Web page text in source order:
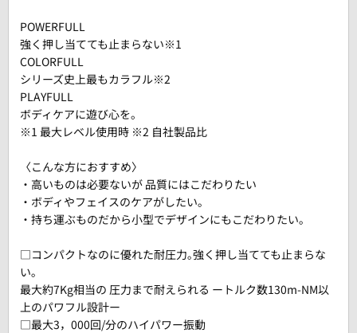
POWERFULL
強く押し当てても止まらない※1
COLORFULL
シリーズ史上最もカラフル※2
PLAYFULL
ボディケアに遊び心を。
※1 最大レベル使用時 ※2 自社製品比
〈こんな方におすすめ〉
・高いものは必要ないが 品質にはこだわりたい
・ボディやフェイスのケアがしたい｡
・持ち運ぶものだから小型でデザインにもこだわりたい｡
□コンパクトなのに優れた耐圧力｡強く押し当てても止まらな
い｡
最大約7Kg相当の 圧力まで耐えられる ートルク数130m-NM以
上のパワフル設計ー
□最大3，000回/分のハイパワー振動